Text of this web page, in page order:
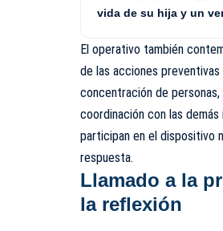
vida de su hija y un
El operativo también
de las acciones
concentración de personas,
coordinación con las
participan en el dispositivo
respuesta.
Llamado a la
la reflexión